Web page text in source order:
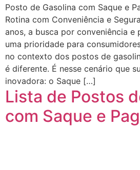
Posto de Gasolina com Saque e
Rotina com Conveniência e
anos, a busca por conveniência e
uma prioridade para
no contexto dos postos de
é diferente. É nesse cenário que
inovadora: o Saque […]
Lista de Postos
com Saque e